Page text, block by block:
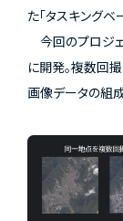
た「タスキングベ
今回のプロジ
に開発。複数回
画像データの組